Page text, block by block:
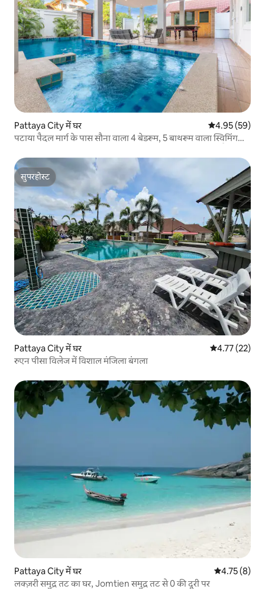
Pattaya City में घर औसत रेटिंग 5 में
4.95 (59)
पटाया पैदल मार्ग के पास सौना वाला 4 बेडरूम, 5 बाथरूम वाला स्विमिंग
सुपरहोस्ट
सुपरहोस्ट
Pattaya City में घर औसत रेटिंग 5 में
4.77 (22)
रुएन पीसा विलेज में विशाल मंजिला बंगला
Pattaya City में घर औसत रेटिंग 5
4.75 (8)
लक्ज़री समुद्र तट का घर, Jomtien समुद्र तट से 0 की दूरी पर